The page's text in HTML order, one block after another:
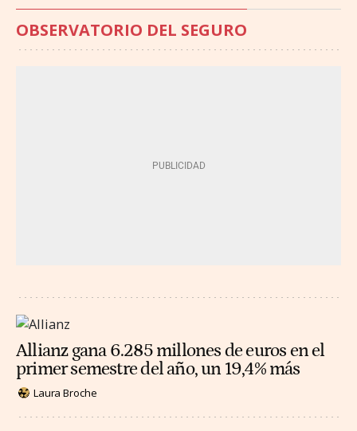
OBSERVATORIO DEL SEGURO
Allianz gana 6.285 millones de euros en el
primer semestre del año, un 19,4% más
Laura Broche